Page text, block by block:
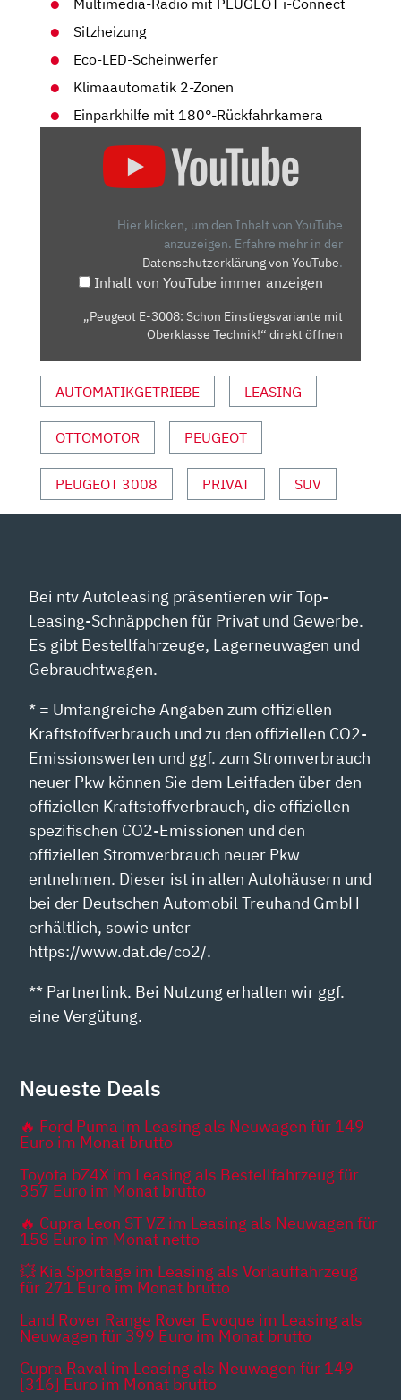
Sitzheizung
Eco-LED-Scheinwerfer
Klimaautomatik 2-Zonen
Einparkhilfe mit 180°-Rückfahrkamera
EINSTIEGSVARIANTE
TECHNIK!“
Hier klicken, um den Inhalt von YouTube
anzuzeigen. Erfahre mehr in der
Datenschutzerklärung von YouTube.
Inhalt von YouTube immer anzeigen
„Peugeot E-3008: Schon Einstiegsvariante mit
Oberklasse Technik!“ direkt öffnen
AUTOMATIKGETRIEBE LEASING
OTTOMOTOR PEUGEOT
PEUGEOT 3008 PRIVAT SUV
Bei ntv Autoleasing präsentieren wir Top-
Leasing-Schnäppchen für Privat und Gewerbe.
Es gibt Bestellfahrzeuge, Lagerneuwagen und
Gebrauchtwagen.
* = Umfangreiche Angaben zum offiziellen
Kraftstoffverbrauch und zu den offiziellen CO2-
Emissionswerten und ggf. zum Stromverbrauch
neuer Pkw können Sie dem Leitfaden über den
offiziellen Kraftstoffverbrauch, die offiziellen
spezifischen CO2-Emissionen und den
offiziellen Stromverbrauch neuer Pkw
entnehmen. Dieser ist in allen Autohäusern und
bei der Deutschen Automobil Treuhand GmbH
erhältlich, sowie unter
https://www.dat.de/co2/.
** Partnerlink. Bei Nutzung erhalten wir ggf.
eine Vergütung.
Neueste Deals
🔥 Ford Puma im Leasing als Neuwagen für 149
Euro im Monat brutto
Toyota bZ4X im Leasing als Bestellfahrzeug für
357 Euro im Monat brutto
🔥 Cupra Leon ST VZ im Leasing als Neuwagen für
158 Euro im Monat netto
💥 Kia Sportage im Leasing als Vorlauffahrzeug
für 271 Euro im Monat brutto
Land Rover Range Rover Evoque im Leasing als
Neuwagen für 399 Euro im Monat brutto
Cupra Raval im Leasing als Neuwagen für 149
[316] Euro im Monat brutto